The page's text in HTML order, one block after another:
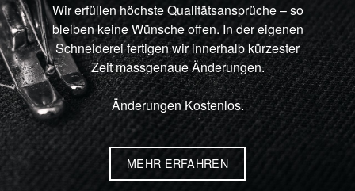
Wir erfüllen höchste Qualitätsansprüche – so
bleiben keine Wünsche offen. In der eigenen
Schneiderei fertigen wir innerhalb kürzester
Zeit massgenaue Änderungen.
Änderungen Kostenlos.
MEHR ERFAHREN